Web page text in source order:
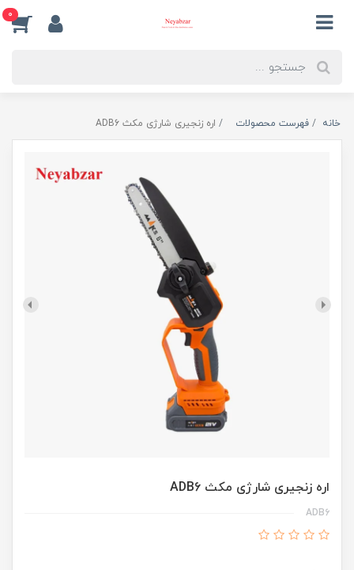
0
خانه فهرست محصولات اره زنجیری شارژی مکث ADB6
اره زنجیری شارژی مکث ADB6
ADB6